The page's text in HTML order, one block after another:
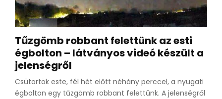
Tűzgömb robbant felettünk az esti
égbolton – látványos videó készült a
jelenségről
Csütörtök este, fél hét előtt néhány perccel, a nyugati
égbolton egy tűzgömb robbant felettünk. A jelenségről